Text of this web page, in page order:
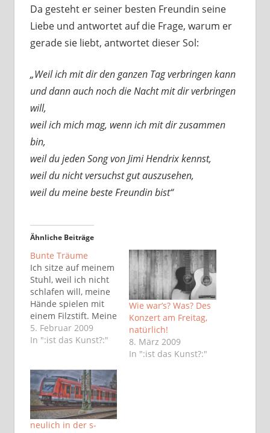
Da gesteht er seiner besten Freundin seine
Liebe und antwortet auf die Frage, warum er
gerade sie liebt, antwortet dieser Sol:
„Weil ich mit dir den ganzen Tag verbringen kann
und dann auch noch die Nacht mit dir verbringen
will,
weil ich mich mag, wenn ich mit dir zusammen
bin,
weil du jeden Song von Jimi Hendrix kennst,
weil du nicht versuchst gut auszusehen,
weil du meine beste Freundin bist“
Ähnliche Beiträge
Bunte Träume
Ich sitze auf meinem
Stuhl, weil ich nicht
schlafen will, meine
Hände spielen mit
einem Filzstift. Meine
Augen wandern über
deinen Körper, du
Schönste das es für
mich gibt. Ich
möchte deinen
Körper bemalen, die
Venen nachfahren,
5. Februar 2009
In ":ist das Kunst?:"
Wie war’s? Was? Des
Konzert am Freitag,
natürlich!
8. März 2009
In ":ist das Kunst?:"
neulich in der s-